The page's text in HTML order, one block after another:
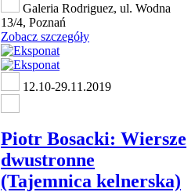
Galeria Rodriguez, ul. Wodna
13/4, Poznań
Zobacz szczegóły
12.10-29.11.2019
Piotr Bosacki: Wiersze
dwustronne
(Tajemnica kelnerska)